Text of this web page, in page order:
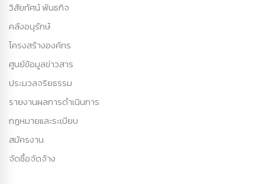
วิสัยทัศน์ พันธกิจ
คลังอนุรักษ์
โครงสร้างองค์กร
ศูนย์ข้อมูลข่าวสาร
ประมวลจริยธรรม
รายงานผลการดำเนินการ
กฏหมายและระเบียบ
สมัครงาน
จัดซื้อจัดจ้าง